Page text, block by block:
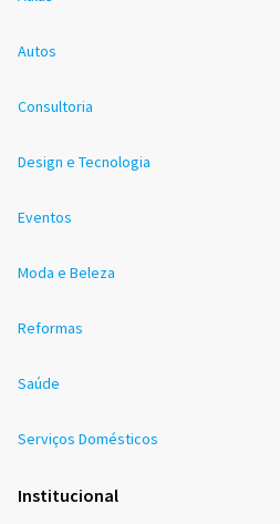
Autos
Consultoria
Design e Tecnologia
Eventos
Moda e Beleza
Reformas
Saúde
Serviços Domésticos
Institucional